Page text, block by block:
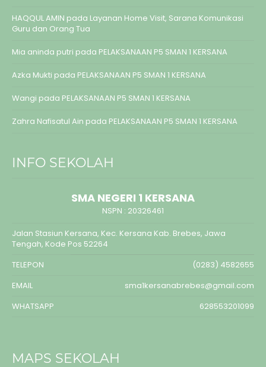
HAQQUL AMIN pada Layanan Home Visit, Sarana Komunikasi
Guru dan Orang Tua
Mia aninda putri pada PELAKSANAAN P5 SMAN 1 KERSANA
Azka Mukti pada PELAKSANAAN P5 SMAN 1 KERSANA
Wangi pada PELAKSANAAN P5 SMAN 1 KERSANA
Zahra Nafisatul Ain pada PELAKSANAAN P5 SMAN 1 KERSANA
INFO SEKOLAH
SMA NEGERI 1 KERSANA
NSPN : 20326461
Jalan Stasiun Kersana, Kec. Kersana Kab. Brebes, Jawa
Tengah, Kode Pos 52264
TELEPON
(0283) 4582655
EMAIL
sma1kersanabrebes@gmail.com
WHATSAPP
628553201099
MAPS SEKOLAH